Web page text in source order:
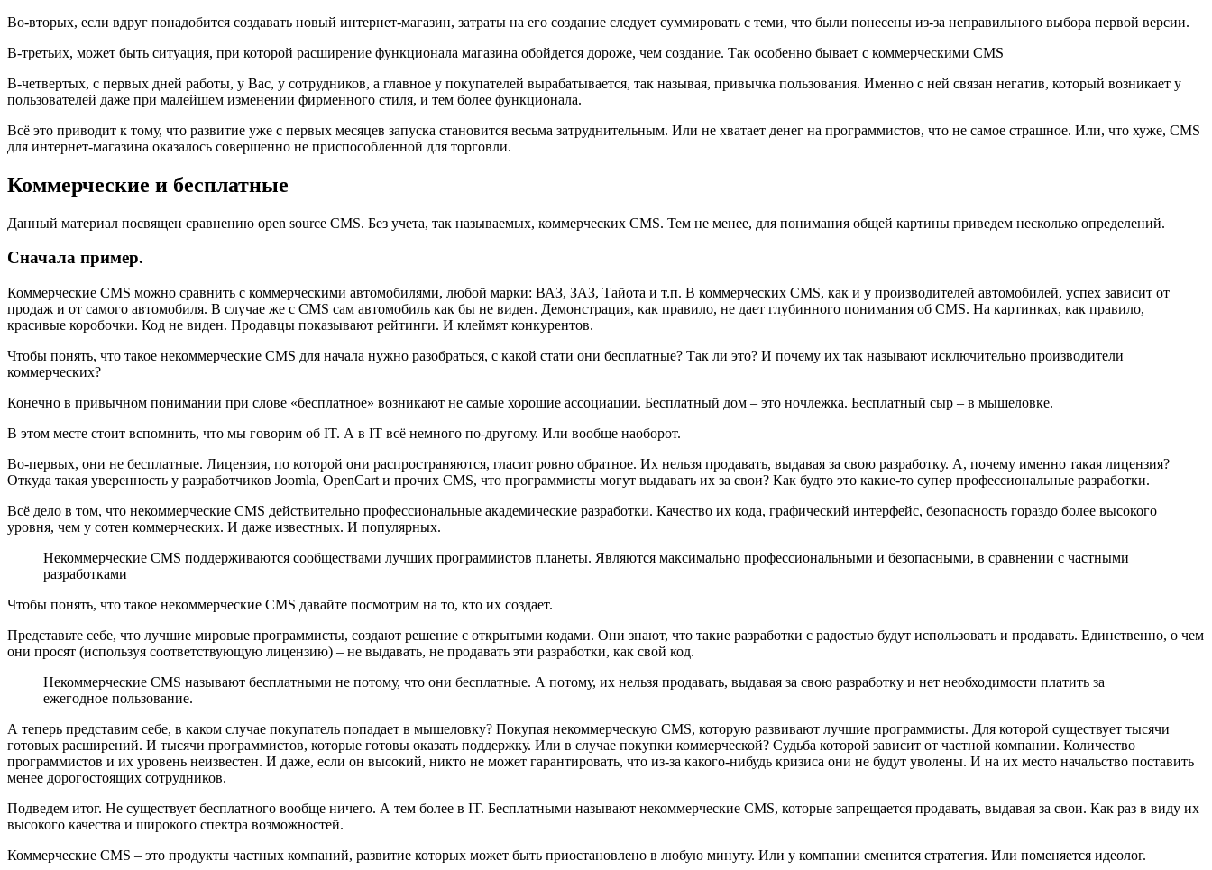
Во-вторых, если вдруг понадобится создавать новый интернет-магазин, затраты на его создание следует суммировать с теми, что были понесены из-за неправильного выбора первой версии.
В-третьих, может быть ситуация, при которой расширение функционала магазина обойдется дороже, чем создание. Так особенно бывает с коммерческими CMS
В-четвертых, с первых дней работы, у Вас, у сотрудников, а главное у покупателей вырабатывается, так называя, привычка пользования. Именно с ней связан негатив, который возникает у
пользователей даже при малейшем изменении фирменного стиля, и тем более функционала.
Всё это приводит к тому, что развитие уже с первых месяцев запуска становится весьма затруднительным. Или не хватает денег на программистов, что не самое страшное. Или, что хуже, CMS
для интернет-магазина оказалось совершенно не приспособленной для торговли.
Коммерческие и бесплатные
Данный материал посвящен сравнению open source CMS. Без учета, так называемых, коммерческих CMS. Тем не менее, для понимания общей картины приведем несколько определений.
Сначала пример.
Коммерческие CMS можно сравнить с коммерческими автомобилями, любой марки: ВАЗ, ЗАЗ, Тайота и т.п. В коммерческих CMS, как и у производителей автомобилей, успех зависит от
продаж и от самого автомобиля. В случае же с CMS сам автомобиль как бы не виден. Демонстрация, как правило, не дает глубинного понимания об CMS. На картинках, как правило,
красивые коробочки. Код не виден. Продавцы показывают рейтинги. И клеймят конкурентов.
Чтобы понять, что такое некоммерческие CMS для начала нужно разобраться, с какой стати они бесплатные? Так ли это? И почему их так называют исключительно производители
коммерческих?
Конечно в привычном понимании при слове «бесплатное» возникают не самые хорошие ассоциации. Бесплатный дом – это ночлежка. Бесплатный сыр – в мышеловке.
В этом месте стоит вспомнить, что мы говорим об IT. А в IT всё немного по-другому. Или вообще наоборот.
Во-первых, они не бесплатные. Лицензия, по которой они распространяются, гласит ровно обратное. Их нельзя продавать, выдавая за свою разработку. А, почему именно такая лицензия?
Откуда такая уверенность у разработчиков Joomla, OpenCart и прочих CMS, что программисты могут выдавать их за свои? Как будто это какие-то супер профессиональные разработки.
Всё дело в том, что некоммерческие CMS действительно профессиональные академические разработки. Качество их кода, графический интерфейс, безопасность гораздо более высокого
уровня, чем у сотен коммерческих. И даже известных. И популярных.
Некоммерческие CMS поддерживаются сообществами лучших программистов планеты. Являются максимально профессиональными и безопасными, в сравнении с частными
разработками
Чтобы понять, что такое некоммерческие CMS давайте посмотрим на то, кто их создает.
Представьте себе, что лучшие мировые программисты, создают решение с открытыми кодами. Они знают, что такие разработки с радостью будут использовать и продавать. Единственно, о чем
они просят (используя соответствующую лицензию) – не выдавать, не продавать эти разработки, как свой код.
Некоммерческие CMS называют бесплатными не потому, что они бесплатные. А потому, их нельзя продавать, выдавая за свою разработку и нет необходимости платить за
ежегодное пользование.
А теперь представим себе, в каком случае покупатель попадает в мышеловку? Покупая некоммерческую CMS, которую развивают лучшие программисты. Для которой существует тысячи
готовых расширений. И тысячи программистов, которые готовы оказать поддержку. Или в случае покупки коммерческой? Судьба которой зависит от частной компании. Количество
программистов и их уровень неизвестен. И даже, если он высокий, никто не может гарантировать, что из-за какого-нибудь кризиса они не будут уволены. И на их место начальство поставить
менее дорогостоящих сотрудников.
Подведем итог. Не существует бесплатного вообще ничего. А тем более в IT. Бесплатными называют некоммерческие CMS, которые запрещается продавать, выдавая за свои. Как раз в виду их
высокого качества и широкого спектра возможностей.
Коммерческие CMS – это продукты частных компаний, развитие которых может быть приостановлено в любую минуту. Или у компании сменится стратегия. Или поменяется идеолог.